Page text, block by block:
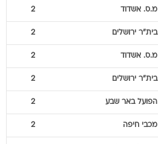
מ.ס. אשדוד 2
בית"ר ירושלים 2
מ.ס. אשדוד 2
בית"ר ירושלים 2
הפועל באר שבע 2
מכבי חיפה 2